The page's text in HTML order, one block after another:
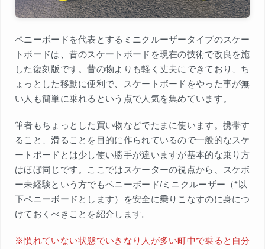
ペニーボードを代表とするミニクルーザータイプのスケー
トボードは、昔のスケートボードを現在の技術で改良を施
した復刻版です。昔の物よりも軽く丈夫にできており、ち
ょっとした移動に便利で、スケートボードをやった事が無
い人も簡単に乗れるという点で人気を集めています。
筆者もちょっとした買い物などでたまに使います。携帯す
ること、滑ることを目的に作られているので一般的なスケ
ートボードとは少し使い勝手が違いますが基本的な乗り方
はほぼ同じです。ここではスケーターの視点から、スケボ
ー未経験という方でもペニーボード/ミニクルーザー（*以
下ペニーボードとします）を安全に乗りこなすのに身につ
けておくべきことを紹介します。
※慣れていない状態でいきなり人が多い町中で乗ると自分